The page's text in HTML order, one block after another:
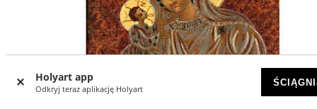
Holyart app
Odkryj teraz aplikację Holyart